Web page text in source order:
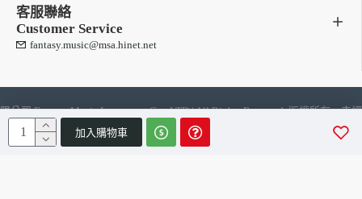
加入購物車
客服聯絡
Customer Service
fantasy.music@msa.hinet.net
公司 Fantasy Music Instrument Co., LTD | All Rights Reserved. 版權所有，未